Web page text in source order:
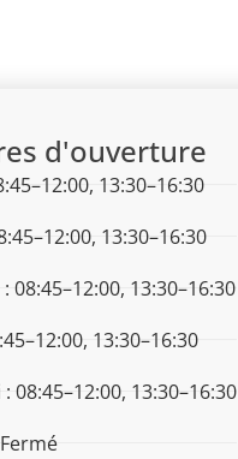
d'ouverture
13:30–16:30
13:30–16:30
08:45–12:00, 13:30–16:30
13:30–16:30
08:45–12:00, 13:30–16:30